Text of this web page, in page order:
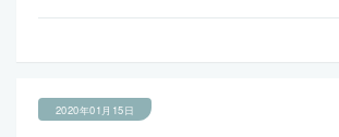
2020年01月15日